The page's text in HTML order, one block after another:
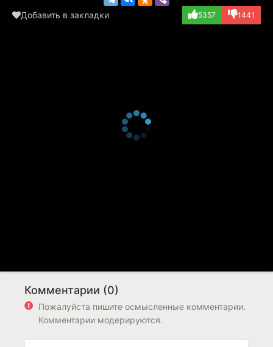
Добавить в закладки 5357 1441
Комментарии (0)
Пожалуйста пишите осмысленные комментарии.
Комментарии модерируются.